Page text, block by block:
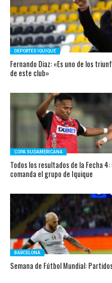
DEPORTES IQUIQUE
Fernando Diaz: «Es uno de los
de este club»
COPA SUDAMERICANA
Todos los resultados de la Fecha
comanda el grupo de Iquique
BARCELONA
Semana de Fútbol Mundial: